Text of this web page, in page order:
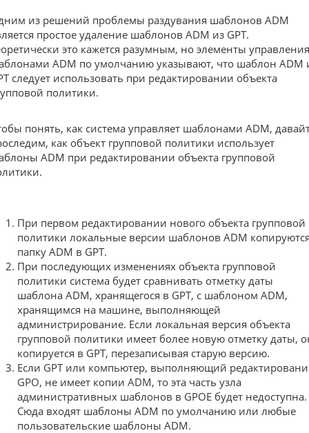
из решений проблемы раздувания шаблонов ADM
простое удаление шаблонов ADM из GPT.
это кажется разумным, но элементы управления
ADM по умолчанию указывают, что шаблон ADM
следует использовать при редактировании объекта
политики.
понять, как система управляет шаблонами ADM,
как объект групповой политики использует
ADM при редактировании объекта групповой
При первом редактировании нового объекта групповой
политики локальные версии шаблонов ADM
папку ADM в GPT.
При последующих изменениях объекта групповой
политики система будет сравнивать отметку даты
шаблона ADM, хранящегося в GPT, с шаблоном ADM,
хранящимся на машине, выполняющей
администрирование. Если локальная версия объекта
групповой политики имеет более новую отметку даты,
копируется в GPT, перезаписывая старую версию.
Если GPT или компьютер, выполняющий
GPO, не имеет копии ADM, то эта часть узла
административных шаблонов в GPOE будет недоступна.
Сюда входят шаблоны ADM по умолчанию или любые
пользовательские шаблоны ADM.